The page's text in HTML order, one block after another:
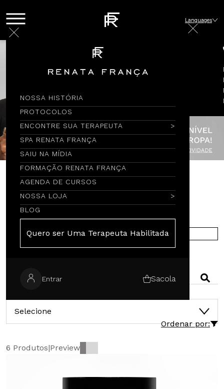
NOSSA HISTÓRIA
PROTOCOLOS
ENCONTRE SUA TERAPEUTA
SPA RENATA FRANÇA
SAIU NA MÍDIA
FORMAÇÃO RENATA FRANÇA
AGENDA DE CURSOS
NOSSA LOJA
BLOG
Quero ser Uma Terapeuta Habilitada
Entrar Sacola
Languages
Encontre por Nome
COMPRE NA EUROPA
Selecione
Ordenar por:
6 Produtos|Preview